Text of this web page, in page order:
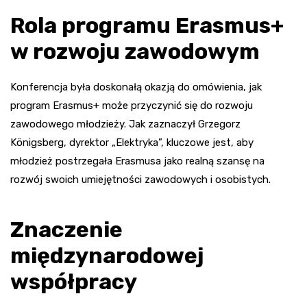
Rola programu Erasmus+
w rozwoju zawodowym
Konferencja była doskonałą okazją do omówienia, jak
program Erasmus+ może przyczynić się do rozwoju
zawodowego młodzieży. Jak zaznaczył Grzegorz
Königsberg, dyrektor „Elektryka”, kluczowe jest, aby
młodzież postrzegała Erasmusa jako realną szansę na
rozwój swoich umiejętności zawodowych i osobistych.
Znaczenie
międzynarodowej
współpracy